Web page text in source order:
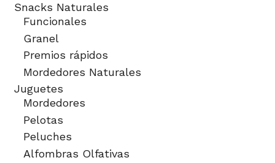
Snacks Naturales
Funcionales
Granel
Premios rápidos
Mordedores Naturales
Juguetes
Mordedores
Pelotas
Peluches
Alfombras Olfativas